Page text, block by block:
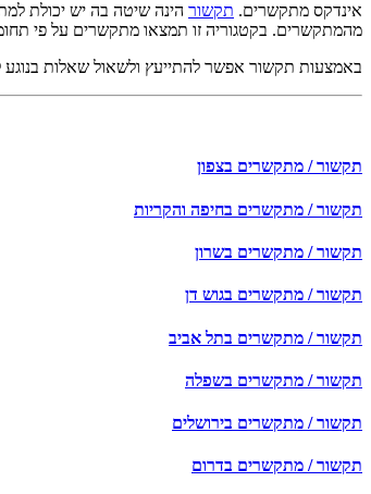
אינדקס מתקשרים. תקשור הינה שיטה בה יש יכולת
מהמתקשרים. בקטגוריה זו תמצאו מתקשרים על פי
באמצעות תקשור אפשר להתייעץ ולשאול שאלות בנוגע
תקשור / מתקשרים בצפון
תקשור / מתקשרים בחיפה והקריות
תקשור / מתקשרים בשרון
תקשור / מתקשרים בגוש דן
תקשור / מתקשרים בתל אביב
תקשור / מתקשרים בשפלה
תקשור / מתקשרים בירושלים
תקשור / מתקשרים בדרום